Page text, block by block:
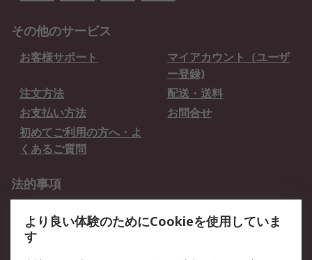
その他のサービス
お客様サポート
マイアカウント（ユーザ
ー登録)
注文方法
配送・送料
お支払い方法
お問合せ
初めてご利用の方へ・よ
くあるご質問
法的事項
クッキーポリシー
より良い体験のためにCookieを使用していま
す